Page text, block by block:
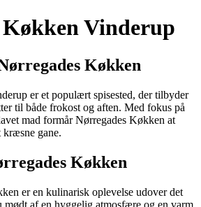
Køkken Vinderup
Køkken
er et populært spisested, der tilbyder
til både frokost og aften. Med fokus på
mad formår Nørregades Køkken at
kræsne gane.
Køkken
er en kulinarisk oplevelse udover det
af en hyggelig atmosfære og en varm